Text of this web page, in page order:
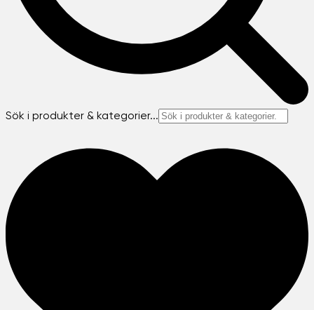
Sök i produkter & kategorier...